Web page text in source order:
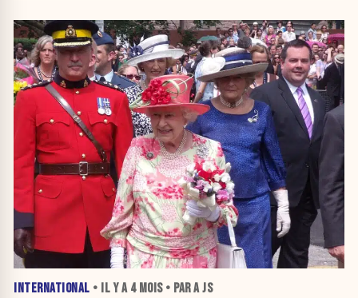
INTERNATIONAL • IL Y A 4 MOIS• PAR A JS